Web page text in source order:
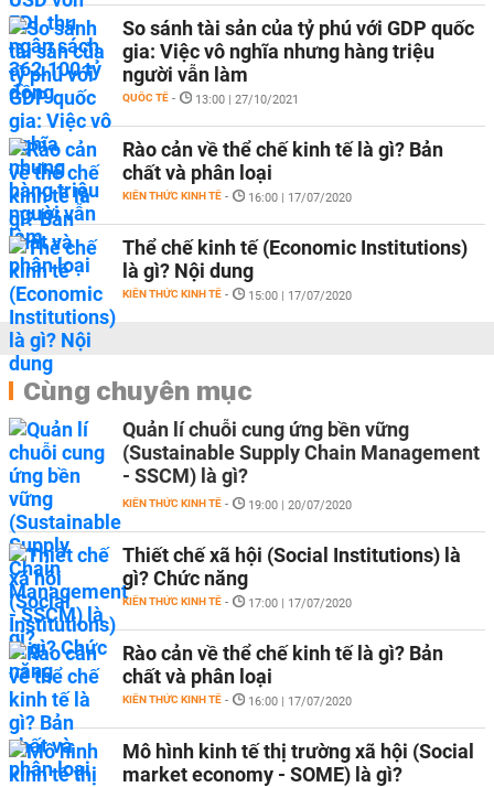
So sánh tài sản của tỷ phú với GDP quốc
gia: Việc vô nghĩa nhưng hàng triệu
người vẫn làm
QUỐC TẾ - 13:00 | 27/10/2021
Rào cản về thể chế kinh tế là gì? Bản
chất và phân loại
KIẾN THỨC KINH TẾ - 16:00 | 17/07/2020
Thể chế kinh tế (Economic Institutions)
là gì? Nội dung
KIẾN THỨC KINH TẾ - 15:00 | 17/07/2020
Cùng chuyên mục
Quản lí chuỗi cung ứng bền vững
(Sustainable Supply Chain Management
- SSCM) là gì?
KIẾN THỨC KINH TẾ - 19:00 | 20/07/2020
Thiết chế xã hội (Social Institutions) là
gì? Chức năng
KIẾN THỨC KINH TẾ - 17:00 | 17/07/2020
Rào cản về thể chế kinh tế là gì? Bản
chất và phân loại
KIẾN THỨC KINH TẾ - 16:00 | 17/07/2020
Mô hình kinh tế thị trường xã hội (Social
market economy - SOME) là gì?